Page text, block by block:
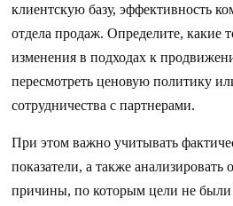
клиентскую базу, эффективность
отдела продаж. Определите, какие
изменения в подходах к
пересмотреть ценовую политику
сотрудничества с партнерами.
При этом важно учитывать
показатели, а также анализировать
причины, по которым цели не